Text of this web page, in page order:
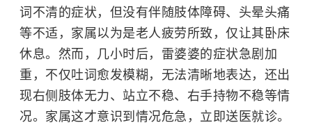
词不清的症状，但没有伴随肢体障碍、头晕头痛
等不适，家属以为是老人疲劳所致，仅让其卧床
休息。然而，几小时后，雷婆婆的症状急剧加
重，不仅吐词愈发模糊，无法清晰地表达，还出
现右侧肢体无力、站立不稳、右手持物不稳等情
况。家属这才意识到情况危急，立即送医就诊。